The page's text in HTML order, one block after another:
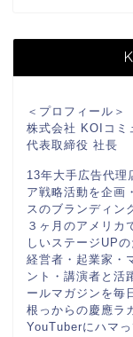
＜プロフィール＞
株式会社 KOIコミ
代表取締役 社長
13年大手広告代理
ア戦略活動を企画
スのブランディン
３ヶ月のアメリカ
しいステージUP
経営者・起業家・
ント・講演者と活
ールマガジンを毎
根っからの慶應ラ
YouTuberにハマっ